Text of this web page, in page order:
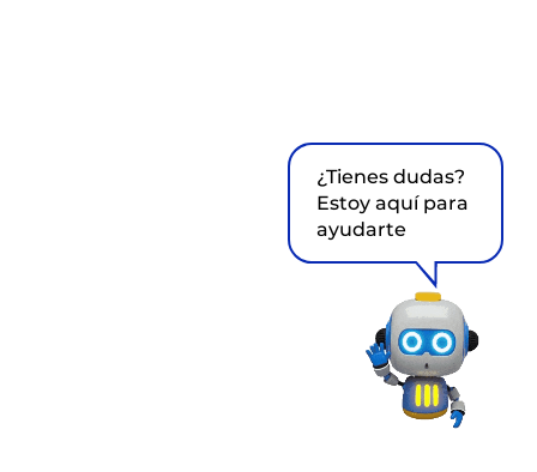
¿Tienes dudas?
Estoy aquí para
ayudarte